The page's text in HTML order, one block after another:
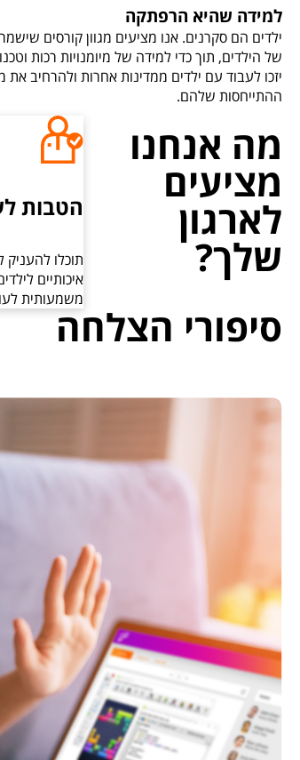
למידה שהיא הרפתקה
ילדים הם סקרנים. אנו מציעים מגוון קורסים
של הילדים, תוך כדי למידה של מיומנויות רכות
יזכו לעבוד עם ילדים ממדינות אחרות ולהרחיב את
ההתייחסות שלהם.
מה אנחנו
מציעים
לארגון
שלך?
הטבות
תוכלו
איכותיים
משמעותית
סיפורי הצלחה